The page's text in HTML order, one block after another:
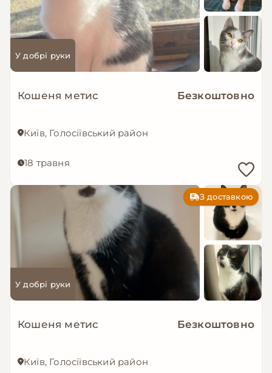
У добрі руки
Кошеня метис Безкоштовно
Київ, Голосіївський район
18 травня
З доставкою
У добрі руки
Кошеня метис Безкоштовно
Київ, Голосіївський район